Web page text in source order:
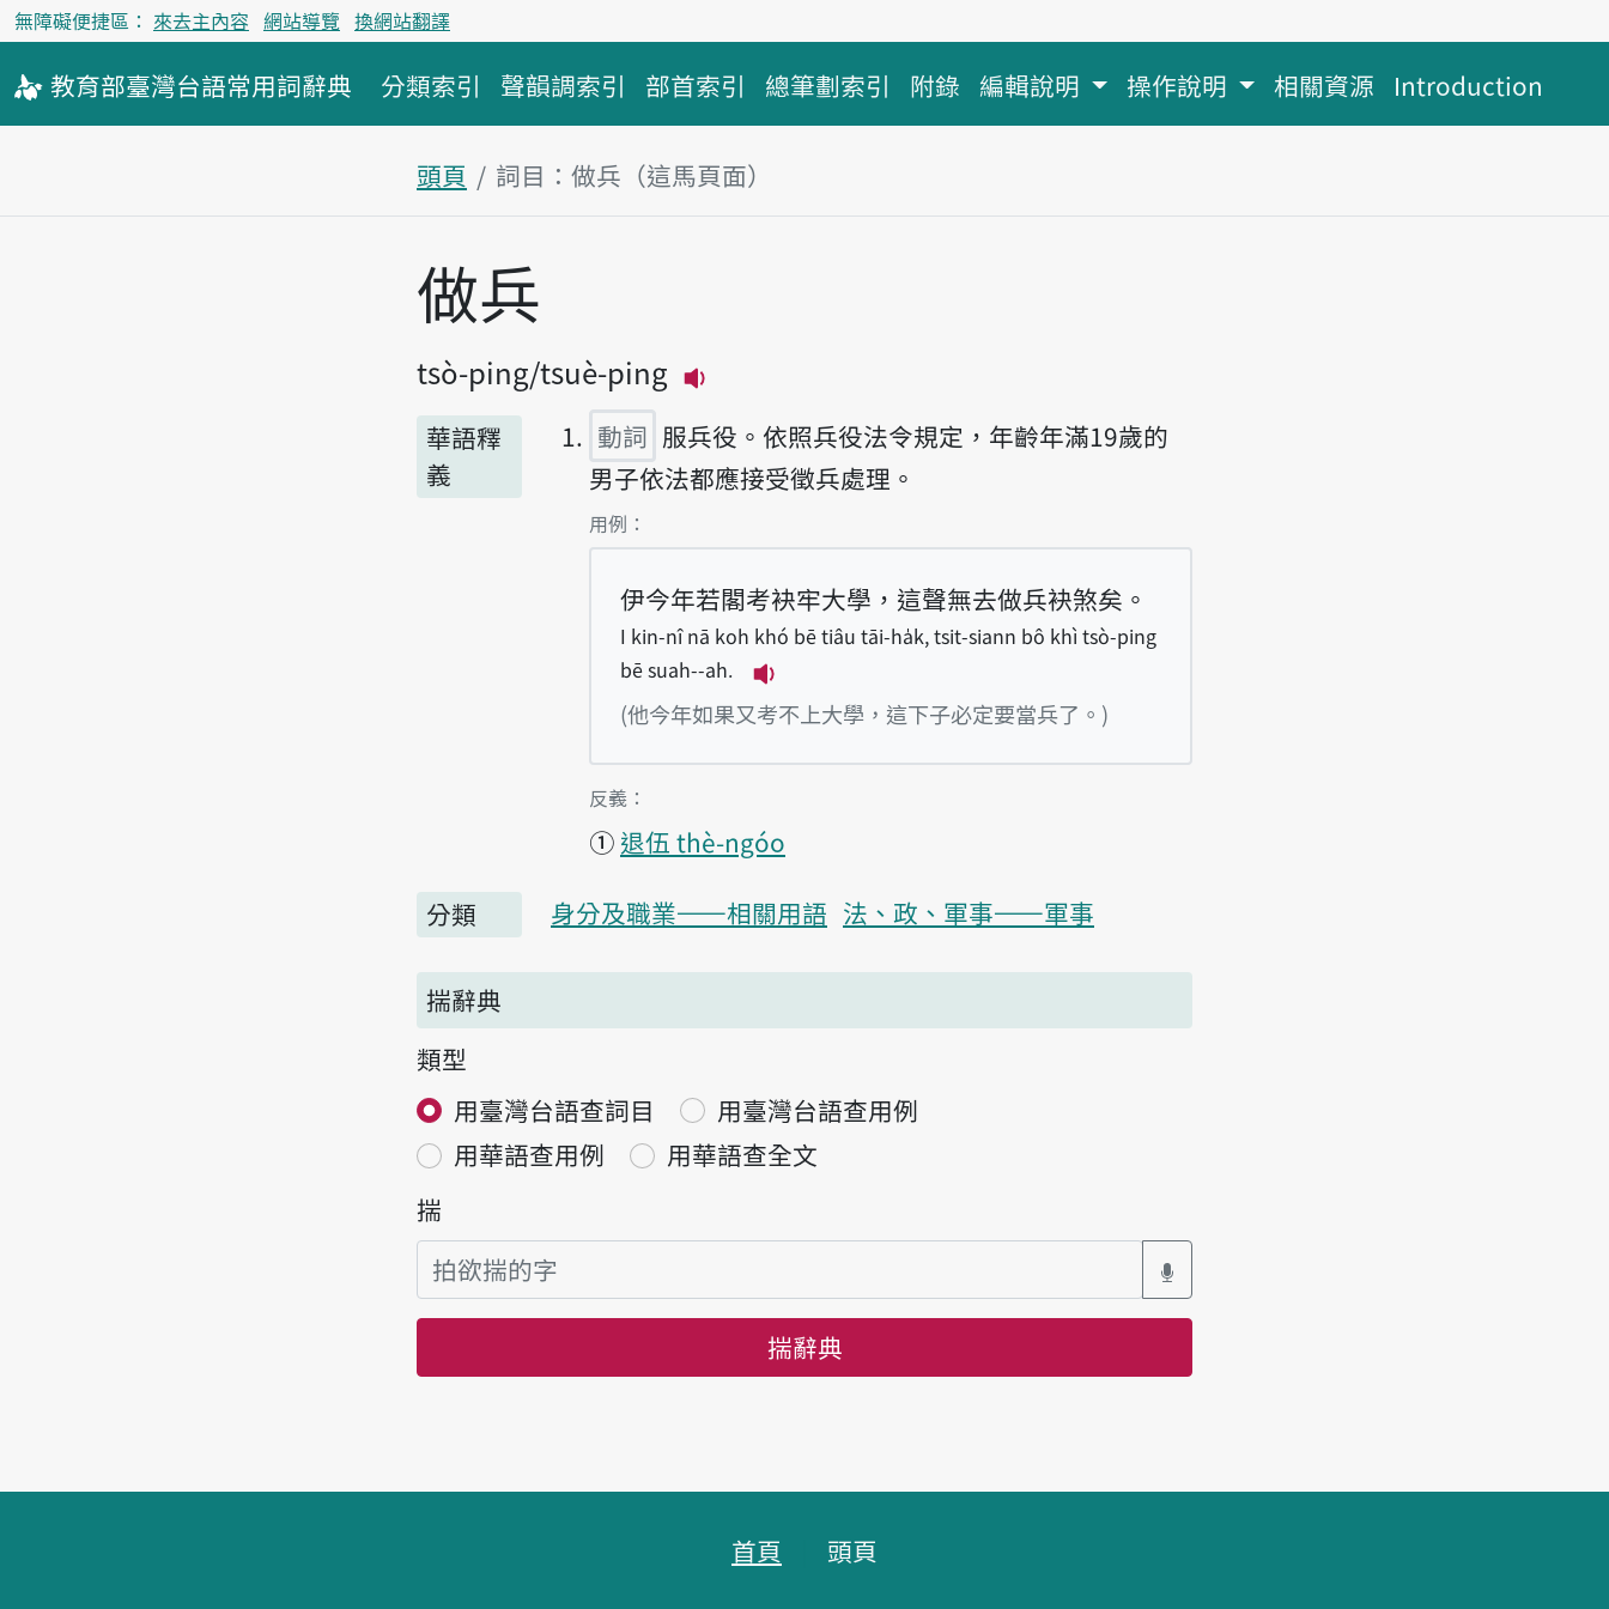
無障礙便捷區： 來去主內容 網站導覽 換網站翻譯
教育部臺灣台語常用詞辭典 分類索引 聲韻調索引 部首索引 總筆劃索引 附錄 編輯說明 操作說明 相關資源 Introduction
頭頁 詞目：做兵（這馬頁面）
主內容區
做兵
tsò-ping tsuè-ping
華語釋
義
動詞 服兵役。依照兵役法令規定，年齡年滿19歲的
男子依法都應接受徵兵處理。
第1項釋義的
用例：
伊今年若閣考袂牢大學，這聲無去做兵袂煞矣。
I kin-nî nā koh khó bē tiâu tāi-ha̍k, tsit-siann bô khì tsò-ping
bē suah--ah.
播放例句I kin-nî nā koh khó bē tiâu tāi-ha̍k, tsit-siann bô khì tsò-ping bē
(他今年如果又考不上大學，這下子必定要當兵了。)
第1項釋義的
反義：
① 退伍 thè-ngóo
分類 身分及職業——相關用語 法、政、軍事——軍事
揣辭典
類型
用臺灣台語查詞目
用臺灣台語查用例
用華語查用例
用華語查全文
揣
揣辭典
首頁 頭頁